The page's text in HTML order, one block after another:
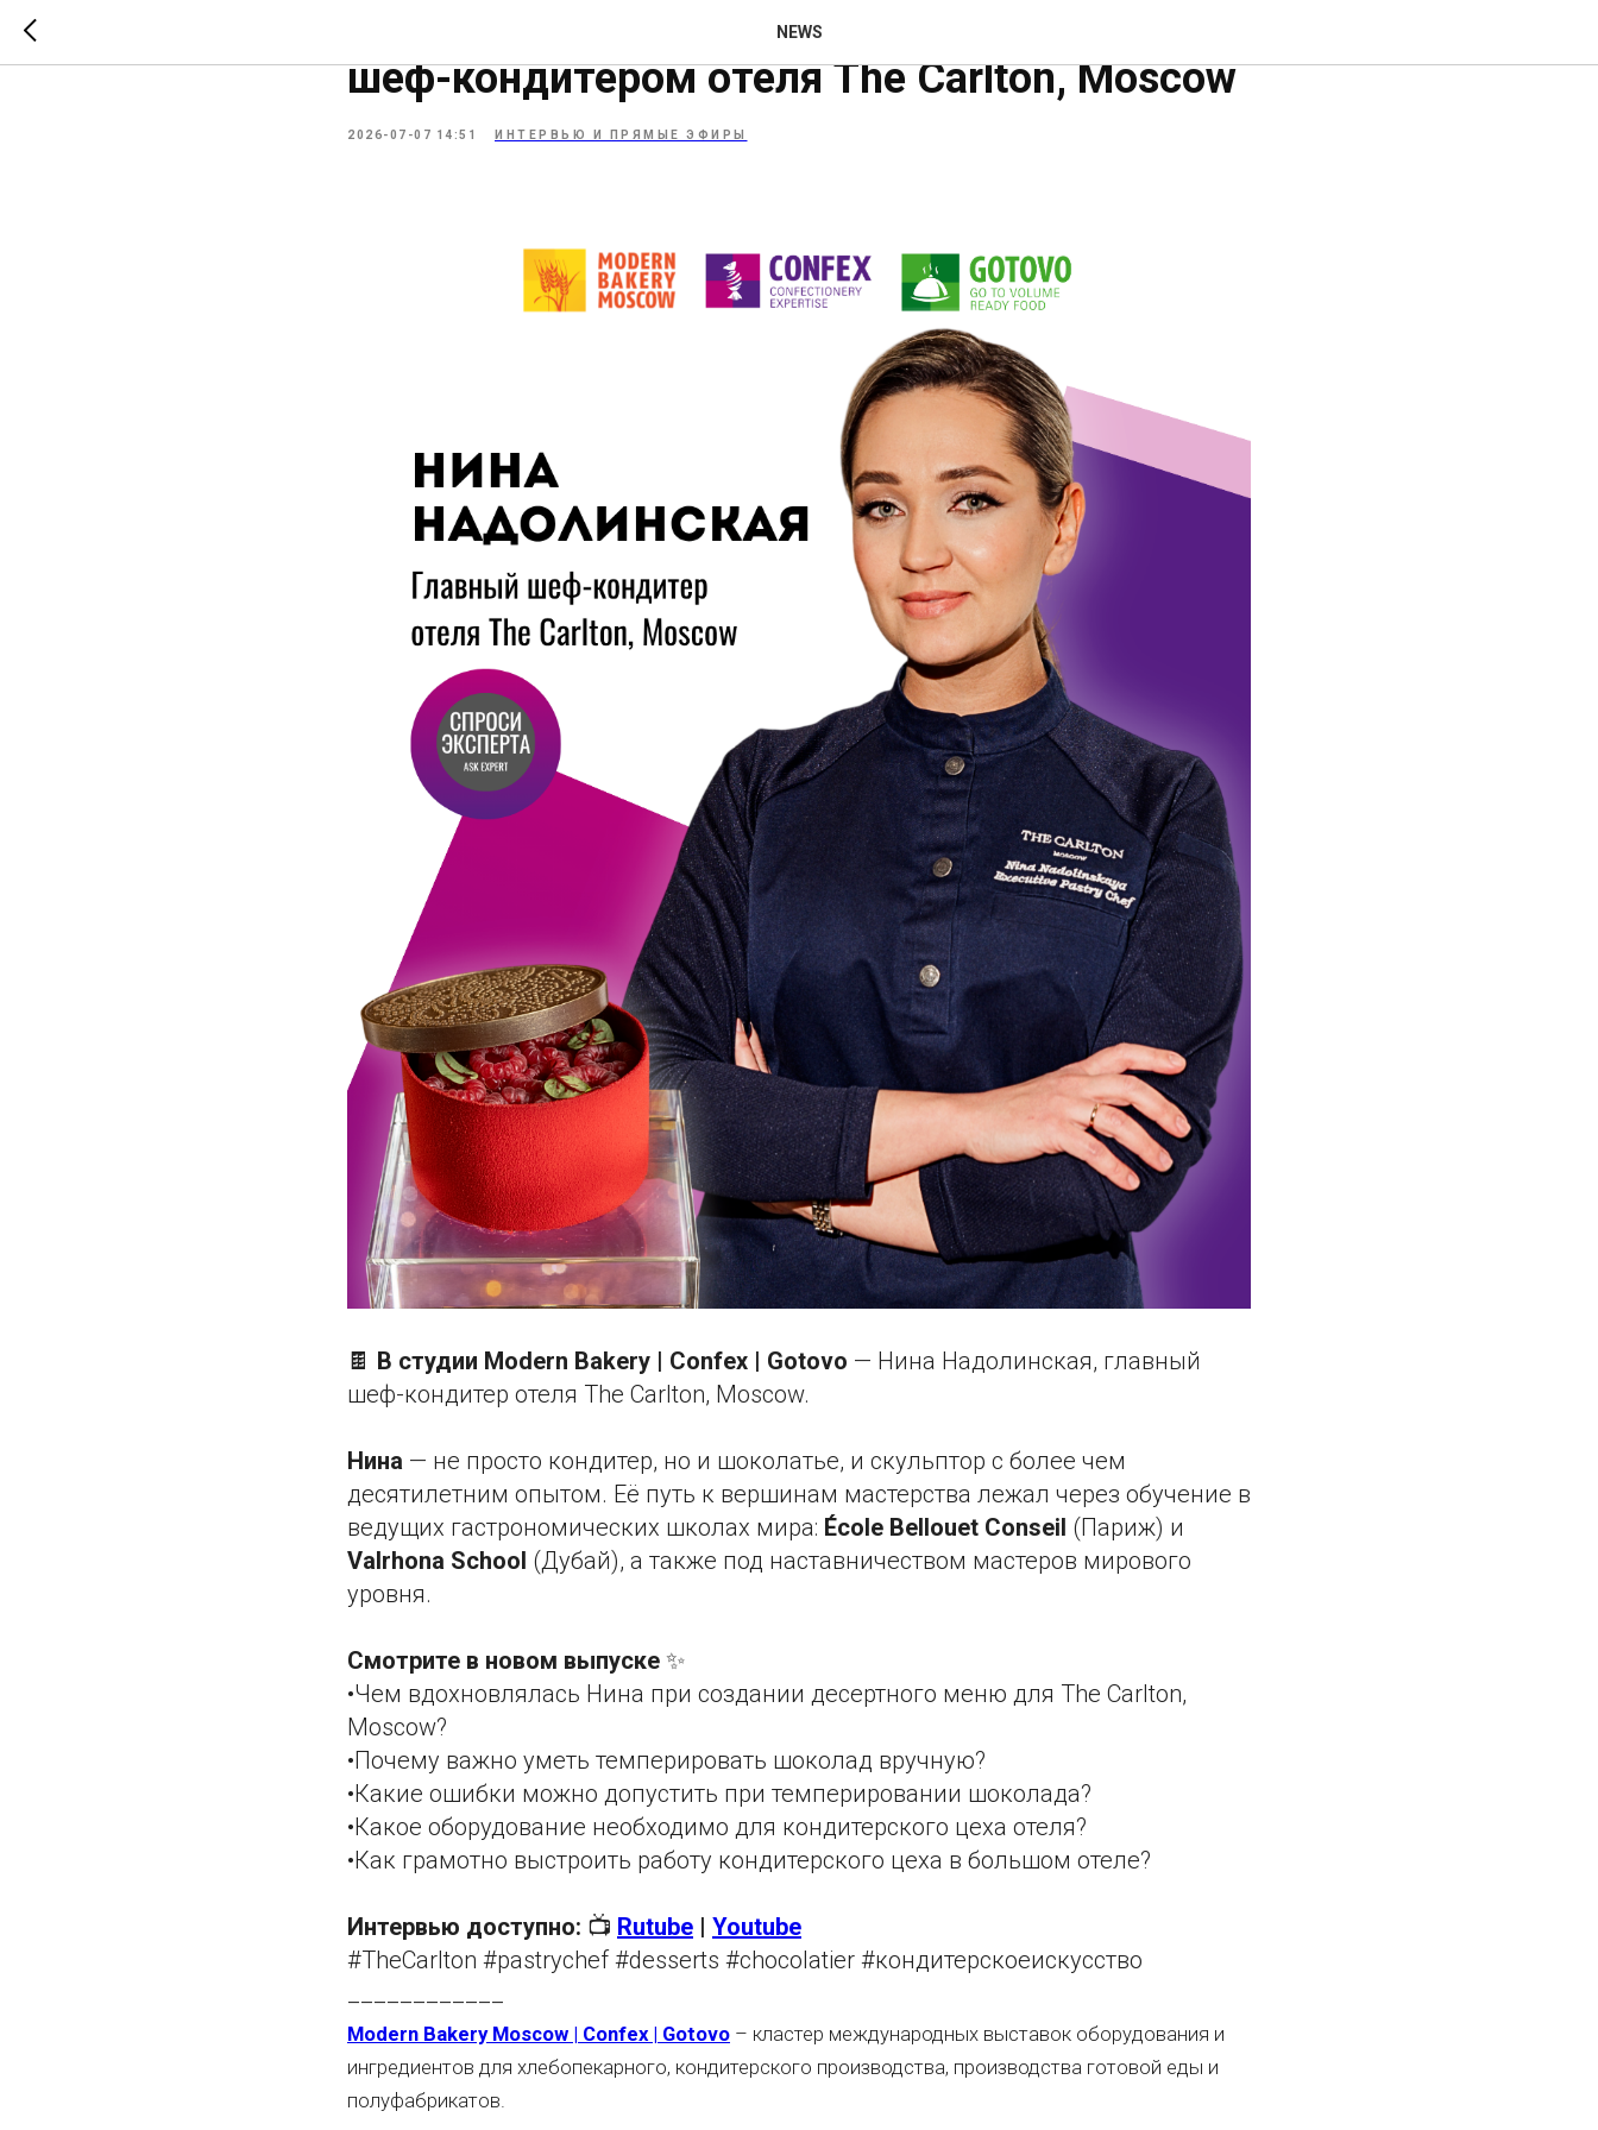
NEWS
Интервью с Ниной Надолинской, главным
шеф-кондитером отеля The Carlton, Moscow
2026-07-07 14:51 ИНТЕРВЬЮ И ПРЯМЫЕ ЭФИРЫ
🍫 В студии Modern Bakery | Confex | Gotovo — Нина Надолинская, главный
шеф-кондитер отеля The Carlton, Moscow.
Нина — не просто кондитер, но и шоколатье, и скульптор с более чем
десятилетним опытом. Её путь к вершинам мастерства лежал через обучение в
ведущих гастрономических школах мира: École Bellouet Conseil (Париж) и
Valrhona School (Дубай), а также под наставничеством мастеров мирового
уровня.
Смотрите в новом выпуске ✨
•Чем вдохновлялась Нина при создании десертного меню для The Carlton,
Moscow?
•Почему важно уметь темперировать шоколад вручную?
•Какие ошибки можно допустить при темперировании шоколада?
•Какое оборудование необходимо для кондитерского цеха отеля?
•Как грамотно выстроить работу кондитерского цеха в большом отеле?
Интервью доступно: 📺 Rutube | Youtube
#TheCarlton #pastrychef #desserts #chocolatier #кондитерскоеискусство
Modern Bakery Moscow | Confex | Gotovo – кластер международных выставок оборудования и
ингредиентов для хлебопекарного, кондитерского производства, производства готовой еды и
полуфабрикатов.